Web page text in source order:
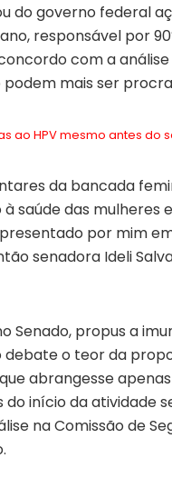
do governo federal
responsável por
com a
mais ser
ao HPV mesmo antes do
da bancada
saúde das mulheres
por mim
senadora Ideli
Senado, propus a
debate o teor da
abrangesse
início da atividade
na Comissão de